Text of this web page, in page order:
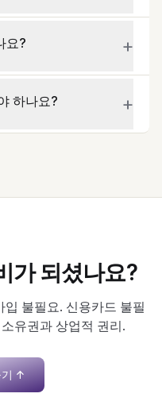
요? +
하나요? +
가 되셨나요?
불필요. 신용카드 불필
유권과 상업적 권리.
↑